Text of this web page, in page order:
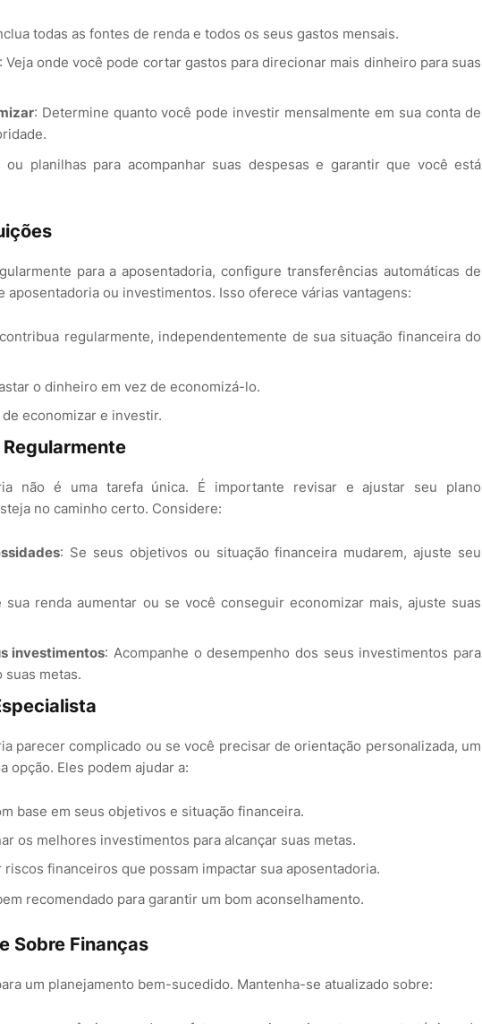
todas as fontes de renda e todos os seus gastos mensais.
Veja onde você pode cortar gastos para direcionar mais dinheiro para suas
: Determine quanto você pode investir mensalmente em sua conta de
planilhas para acompanhar suas despesas e garantir que você está
para a aposentadoria, configure transferências automáticas de
aposentadoria ou investimentos. Isso oferece várias vantagens:
regularmente, independentemente de sua situação financeira do
o dinheiro em vez de economizá-lo.
economizar e investir.
Regularmente
não é uma tarefa única. É importante revisar e ajustar seu plano
no caminho certo. Considere:
: Se seus objetivos ou situação financeira mudarem, ajuste seu
sua renda aumentar ou se você conseguir economizar mais, ajuste suas
investimentos: Acompanhe o desempenho dos seus investimentos para
suas metas.
parecer complicado ou se você precisar de orientação personalizada, um
opção. Eles podem ajudar a:
base em seus objetivos e situação financeira.
os melhores investimentos para alcançar suas metas.
riscos financeiros que possam impactar sua aposentadoria.
recomendado para garantir um bom aconselhamento.
Sobre Finanças
um planejamento bem-sucedido. Mantenha-se atualizado sobre: